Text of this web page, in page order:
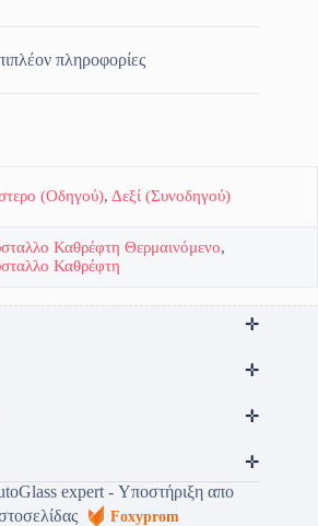
πληροφορίες
(Οδηγού), Δεξί (Συνοδηγού)
Καθρέφτη Θερμαινόμενο,
Καθρέφτη
expert - Υποστήριξη απο
Foxyprom